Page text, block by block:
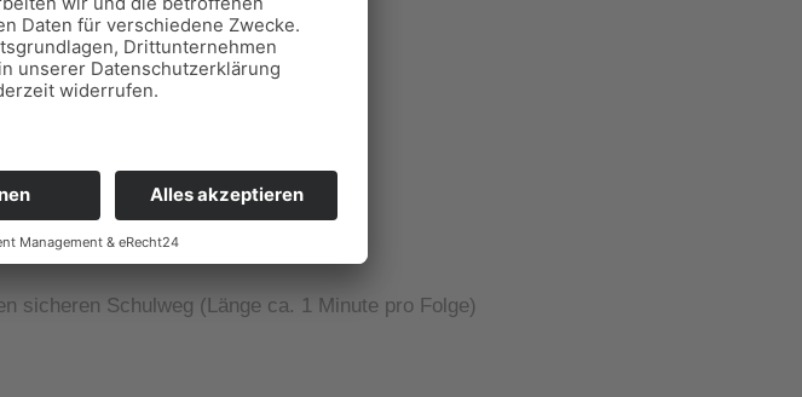
Elterninfo –> Sachbedarfslisten
sicheren Schulweg (Länge ca. 1 Minute pro Folge)